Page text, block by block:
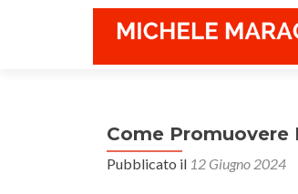
Come Promuovere
Pubblicato il 12 Giugno 2024